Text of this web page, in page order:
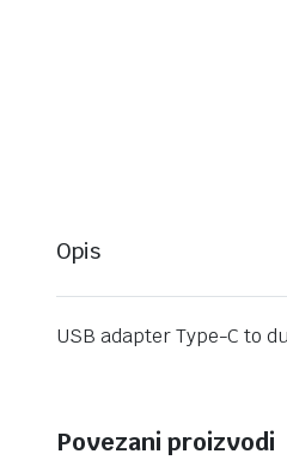
Opis
USB adapter Type-C to
Povezani proizvodi